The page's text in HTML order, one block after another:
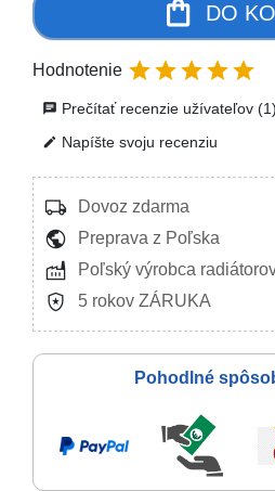
shopping_bag DO
Hodnotenie 
chat Prečítať recenzie užívateľov (1)
edit Napíšte svoju recenziu
local_shipping Dovoz zdarma
public Preprava z Poľska
factory Poľský výrobca
local_police 5 rokov ZÁRUKA
Pohodlné